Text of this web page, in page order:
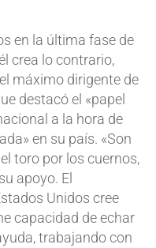
en la última fase de
crea lo contrario,
máximo dirigente de
destacó el «papel
a la hora de
en su país. «Son
toro por los cuernos,
apoyo. El
Unidos cree
capacidad de echar
trabajando con